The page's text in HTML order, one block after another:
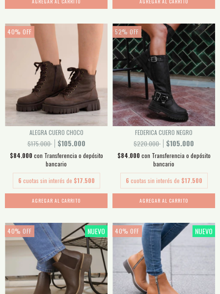
40% OFF
ALEGRA CUERO CHOCO
$175.000
$105.000
$84.000 con Transferencia o depósito
bancario
6 cuotas sin interés de $17.500
AGREGAR AL CARRITO
52% OFF
FEDERICA CUERO NEGRO
$220.000
$105.000
$84.000 con Transferencia o depósito
bancario
6 cuotas sin interés de $17.500
AGREGAR AL CARRITO
40% OFF NUEVO 40% OFF NUEVO